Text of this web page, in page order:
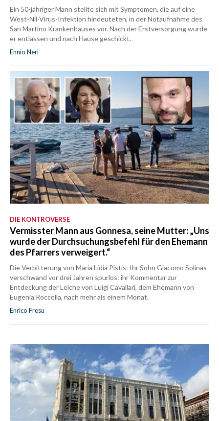
Ein 50-jähriger Mann stellte sich mit Symptomen, die auf eine
West-Nil-Virus-Infektion hindeuteten, in der Notaufnahme des
San Martino Krankenhauses vor. Nach der Erstversorgung wurde
er entlassen und nach Hause geschickt.
Ennio Neri
DIE KONTROVERSE
Vermisster Mann aus Gonnesa, seine Mutter: „Uns
wurde der Durchsuchungsbefehl für den Ehemann
des Pfarrers verweigert.“
Die Verbitterung von Maria Lidia Pistis: Ihr Sohn Giacomo Solinas
verschwand vor drei Jahren spurlos: ihr Kommentar zur
Entdeckung der Leiche von Luigi Cavallari, dem Ehemann von
Eugenia Roccella, nach mehr als einem Monat.
Enrico Fresu